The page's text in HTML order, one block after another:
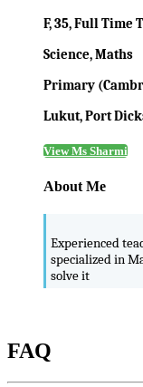
F, 35, Full Time
Science, Maths
Primary
Lukut, Port
View Ms Sharmi
About Me
Experienced
specialized in
solve it
FAQ